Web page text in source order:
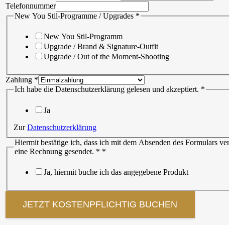
Telefonnummer
New You Stil-Programme / Upgrades *
New You Stil-Programm
Upgrade / Brand & Signature-Outfit
Upgrade / Out of the Moment-Shooting
Datenschutzerklärung
und
Zahlung *
Ich habe die Datenschutzerklärung gelesen und akzeptiert. *
Ja
ZurDatenschutzerklärung
Hiermit bestätige ich, dass ich mit dem Absenden des Formulars
eine Rechnung gesendet. * *
Ja, hiermit buche ich das angegebene Produkt
JETZT KOSTENPFLICHTIG BUCHEN